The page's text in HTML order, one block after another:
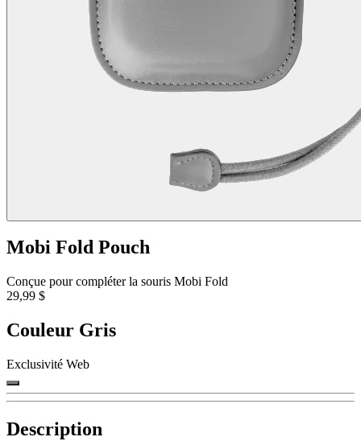
Mobi Fold Pouch
Conçue pour compléter la souris Mobi Fold
29,99 $
Couleur Gris
Exclusivité Web
Description